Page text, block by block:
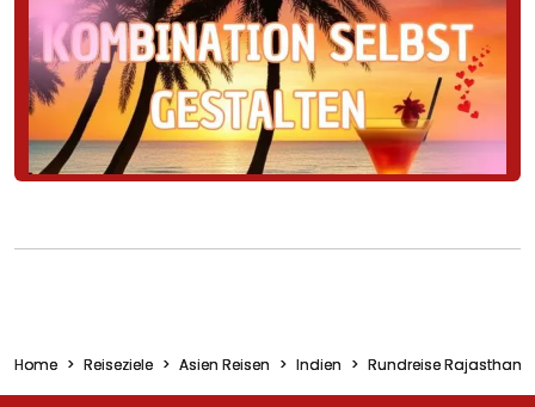
Home Reiseziele Asien Reisen Indien Rundreise Rajasthan